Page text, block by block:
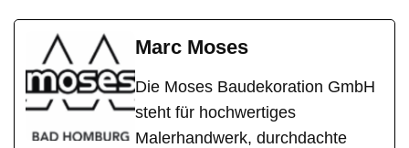
Marc Moses
Die Moses Baudekoration GmbH
steht für hochwertiges
Malerhandwerk, durchdachte